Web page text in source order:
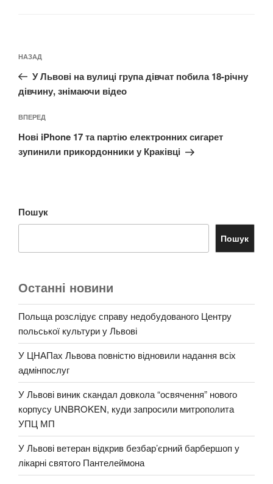
записів
Попередній
запис:
НАЗАД
У Львові на вулиці група дівчат побила 18-річну
дівчину, знімаючи відео
Наступний
запис
ВПЕРЕД
Нові iPhone 17 та партію електронних сигарет
зупинили прикордонники у Краківці
Пошук
Пошук
Останні новини
Польща розслідує справу недобудованого Центру
польської культури у Львові
У ЦНАПах Львова повністю відновили надання всіх
адмінпослуг
У Львові виник скандал довкола “освячення” нового
корпусу UNBROKEN, куди запросили митрополита
УПЦ МП
У Львові ветеран відкрив безбар’єрний барбершоп у
лікарні святого Пантелеймона